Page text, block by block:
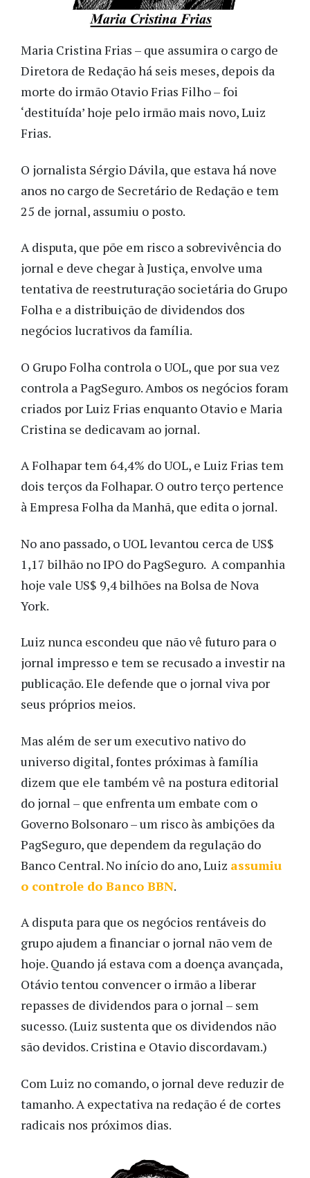
Maria Cristina Frias – que assumira o cargo de
Diretora de Redação há seis meses, depois da
morte do irmão Otavio Frias Filho – foi
‘destituída’ hoje pelo irmão mais novo, Luiz
Frias.
O jornalista Sérgio Dávila, que estava há nove
anos no cargo de Secretário de Redação e tem
25 de jornal, assumiu o posto.
A disputa, que põe em risco a sobrevivência do
jornal e deve chegar à Justiça, envolve uma
tentativa de reestruturação societária do Grupo
Folha e a distribuição de dividendos dos
negócios lucrativos da família.
O Grupo Folha controla o UOL, que por sua vez
controla a PagSeguro. Ambos os negócios foram
criados por Luiz Frias enquanto Otavio e Maria
Cristina se dedicavam ao jornal.
A Folhapar tem 64,4% do UOL, e Luiz Frias tem
dois terços da Folhapar. O outro terço pertence
à Empresa Folha da Manhã, que edita o jornal.
No ano passado, o UOL levantou cerca de US$
1,17 bilhão no IPO do PagSeguro. A companhia
hoje vale US$ 9,4 bilhões na Bolsa de Nova
York.
Luiz nunca escondeu que não vê futuro para o
jornal impresso e tem se recusado a investir na
publicação. Ele defende que o jornal viva por
seus próprios meios.
Mas além de ser um executivo nativo do
universo digital, fontes próximas à família
dizem que ele também vê na postura editorial
do jornal – que enfrenta um embate com o
Governo Bolsonaro – um risco às ambições da
PagSeguro, que dependem da regulação do
Banco Central. No início do ano, Luiz assumiu
o controle do Banco BBN.
A disputa para que os negócios rentáveis do
grupo ajudem a financiar o jornal não vem de
hoje. Quando já estava com a doença avançada,
Otávio tentou convencer o irmão a liberar
repasses de dividendos para o jornal – sem
sucesso. (Luiz sustenta que os dividendos não
são devidos. Cristina e Otavio discordavam.)
Com Luiz no comando, o jornal deve reduzir de
tamanho. A expectativa na redação é de cortes
radicais nos próximos dias.